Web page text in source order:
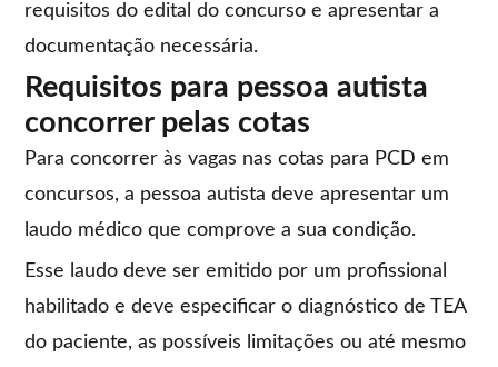
requisitos do edital do concurso e apresentar a
documentação necessária.
Requisitos para pessoa autista
concorrer pelas cotas
Para concorrer às vagas nas cotas para PCD em
concursos, a pessoa autista deve apresentar um
laudo médico que comprove a sua condição.
Esse laudo deve ser emitido por um profissional
habilitado e deve especificar o diagnóstico de TEA
do paciente, as possíveis limitações ou até mesmo